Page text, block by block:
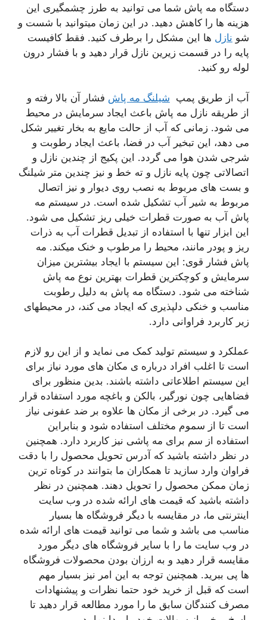
دستگاه مه پاش شما می توانید به طرز چشمگیری این
هزینه ها را کاهش دهید. در این زمان میتوانید با شست و
شو نازل ها این مشکل را برطرف کنید. فقط کافیست
پایه را در قسمت زیرین نازل قرار دهید و با فشار درون
لوله رو کنید.
آب از طریق پمپ شیلنگ مه پاش فشار آن بالا رفته و
از طریقه نازل مه پاش باعث ایجاد سرمایش در محیط
می شود. زمانی که آب از حالت مایع به بخار تغییر شکل
می دهد، این تبخیر آب در فضا، باعث ایجاد رطوبت و
شرجی شدن هوا می گردد. این پکیج از چندین نازل و
اتصالاتی چون پایه نازل و ته خط و نیز چندین متر شیلنگ
و بست های مربوط به نصب روی دیوار و نیز اتصال
مربوط به شیر آب تشکیل شده است. در سیستم مه
پاش آب به صورت قطرات خیلی ریز تشکیل می شود.
این ابزار تنها با استفاده از تبدیل قطرات آب به ذرات
ریز و پودر مانند، محیط را مرطوب و خنک میکند. مه
پاش فشار قوی: این سیستم با ایجاد بیشترین میزان
سرمایش و کوچکترین قطرات بهترین نوع مه پاش
شناخته می شود. دستگاه مه­ پاش به دلیل رطوبت
مناسب و خنکی دل­پذیری که ایجاد می­ کند، در محیط­های
زیر کاربرد فراوانی دارد.
عملکرد و سیستم تولید کمک می نماید و از این رو لازم
است تا اغلب افراد درباره ی مکان های مورد نیاز برای
این سیستم اطلاعاتی داشته باشند. بدین منظور برای
فضاهایی چون نورگیر، بالکن و باغچه مورد استفاده قرار
می گیرد. در برخی از مکان ها علاوه بر ضد عفونی نیاز
است تا از سموم مختلف استفاده شود و بنابراین
استفاده از سم برای مه پاشی نیز کاربرد دارد. همچنین
در نظر داشته باشید که آدرس تحویل محصول را با دقت
فراوان وارد سازید تا همکاران ما بتوانند در کوتاه ترین
زمان ممکن محصول را تحویل دهند. همچنین در نظر
داشته باشید که قیمت های ارائه شده در وب سایت
اینترنتی ما، در مقایسه با دیگر فروشگاه ها بسیار
مناسب می باشد و شما می توانید قیمت های ارائه شده
در وب سایت ما را با سایر فروشگاه های دیگر مورد
مقایسه قرار دهید و به ارزان بودن محصولات فروشگاه
ها پی ببرید. همچنین توجه به این امر نیز بسیار مهم
است که قبل از خرید خود حتما نظرات و پیشنهادات
مصرف کنندگان سابق ما را مورد مطالعه قرار دهید تا